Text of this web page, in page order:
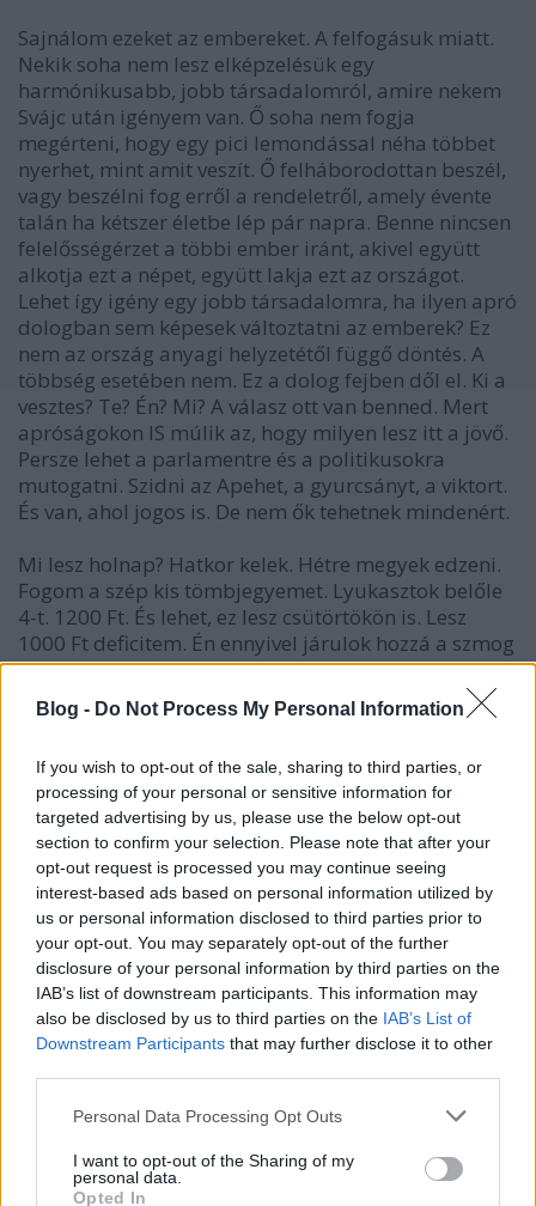
Blog - Do Not Process My Personal Information
If you wish to opt-out of the sale, sharing to third parties, or
processing of your personal or sensitive information for
targeted advertising by us, please use the below opt-out
section to confirm your selection. Please note that after your
opt-out request is processed you may continue seeing
interest-based ads based on personal information utilized by
us or personal information disclosed to third parties prior to
your opt-out. You may separately opt-out of the further
disclosure of your personal information by third parties on the
IAB’s list of downstream participants. This information may
also be disclosed by us to third parties on the IAB’s List of
Downstream Participants that may further disclose it to other
Please note that this website/app uses one or more Google
not limited to your visit or usage behaviour. You may click to
grant or deny consent to Google and its third-party tags to
Personal Data Processing Opt Outs
I want to opt-out of the Sharing of my
personal data.
Opted In
Sajnálom ezeket az embereket. A felfogásuk miatt.
Nekik soha nem lesz elképzelésük egy
harmónikusabb, jobb társadalomról, amire nekem
Svájc után igényem van. Ő soha nem fogja
megérteni, hogy egy pici lemondással néha többet
nyerhet, mint amit veszít. Ő felháborodottan beszél,
vagy beszélni fog erről a rendeletről, amely évente
talán ha kétszer életbe lép pár napra. Benne nincsen
felelősségérzet a többi ember iránt, akivel együtt
alkotja ezt a népet, együtt lakja ezt az országot.
Lehet így igény egy jobb társadalomra, ha ilyen apró
dologban sem képesek változtatni az emberek? Ez
nem az ország anyagi helyzetétől függő döntés. A
többség esetében nem. Ez a dolog fejben dől el. Ki a
vesztes? Te? Én? Mi? A válasz ott van benned. Mert
apróságokon IS múlik az, hogy milyen lesz itt a jövő.
Persze lehet a parlamentre és a politikusokra
mutogatni. Szidni az Apehet, a gyurcsányt, a viktort.
És van, ahol jogos is. De nem ők tehetnek mindenért.
Mi lesz holnap? Hatkor kelek. Hétre megyek edzeni.
Fogom a szép kis tömbjegyemet. Lyukasztok belőle
4-t. 1200 Ft. És lehet, ez lesz csütörtökön is. Lesz
1000 Ft deficitem. Én ennyivel járulok hozzá a szmog
megszűnéséhez. Vicces? Apróság? Igen. Kis lépés egy
embernek ...
társadalmunkban a változás alulról és felülről
közösen léphető meg. És biztos sokan kinevetnek
érte, de nem fog fájni ez a kis áldozat, és örülök,
hogy tehetek valamit a többi állampolgárért.
Marcellusca
17 éve
Tippelhetek?
A Milkatehenekországában demokrácia van, itt meg
Sajnos a magyar nem lát tovább az orránál.